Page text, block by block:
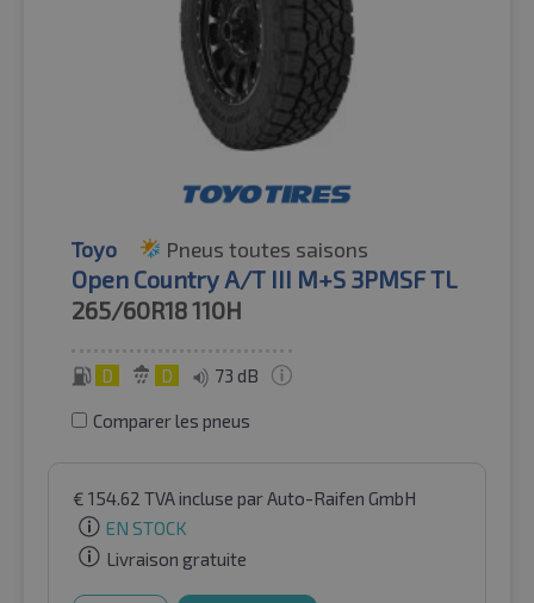
Toyo Pneus toutes saisons
Open Country A/T III M+S 3PMSF TL
265/60R18110H
D D 73 dB
Comparer les pneus
€ 154.62 TVA incluse par Auto-Raifen GmbH
EN STOCK
Livraison gratuite